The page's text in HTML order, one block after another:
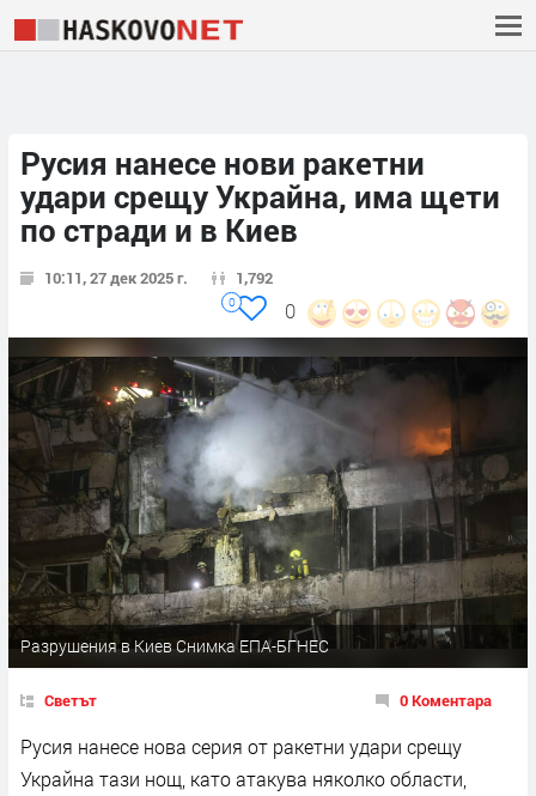
Русия нанесе нови ракетни
удари срещу Украйна, има щети
по стради и в Киев
10:11, 27 дек 2025 г. 1,792
0
0
Разрушения в Киев Снимка ЕПА-БГНЕС
Светът 0 Коментара
Русия нанесе нова серия от ракетни удари срещу
Украйна тази нощ, като атакува няколко области,